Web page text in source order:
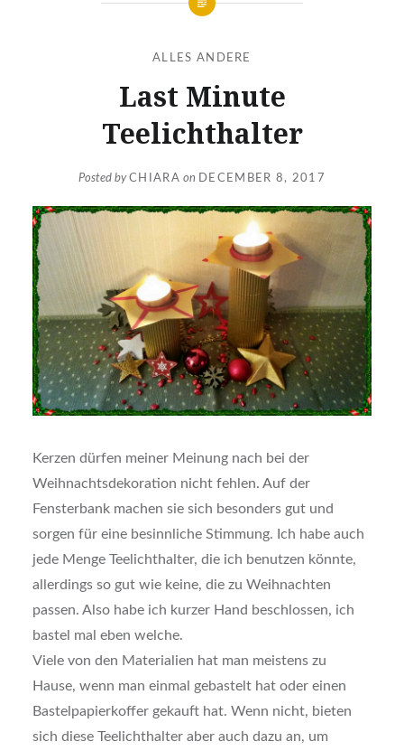
ALLES ANDERE
Last Minute
Teelichthalter
Posted byCHIARA on DECEMBER 8, 2017
Kerzen dürfen meiner Meinung nach bei der
Weihnachtsdekoration nicht fehlen. Auf der
Fensterbank machen sie sich besonders gut und
sorgen für eine besinnliche Stimmung. Ich habe auch
jede Menge Teelichthalter, die ich benutzen könnte,
allerdings so gut wie keine, die zu Weihnachten
passen. Also habe ich kurzer Hand beschlossen, ich
bastel mal eben welche.
Viele von den Materialien hat man meistens zu
Hause, wenn man einmal gebastelt hat oder einen
Bastelpapierkoffer gekauft hat. Wenn nicht, bieten
sich diese Teelichthalter aber auch dazu an, um